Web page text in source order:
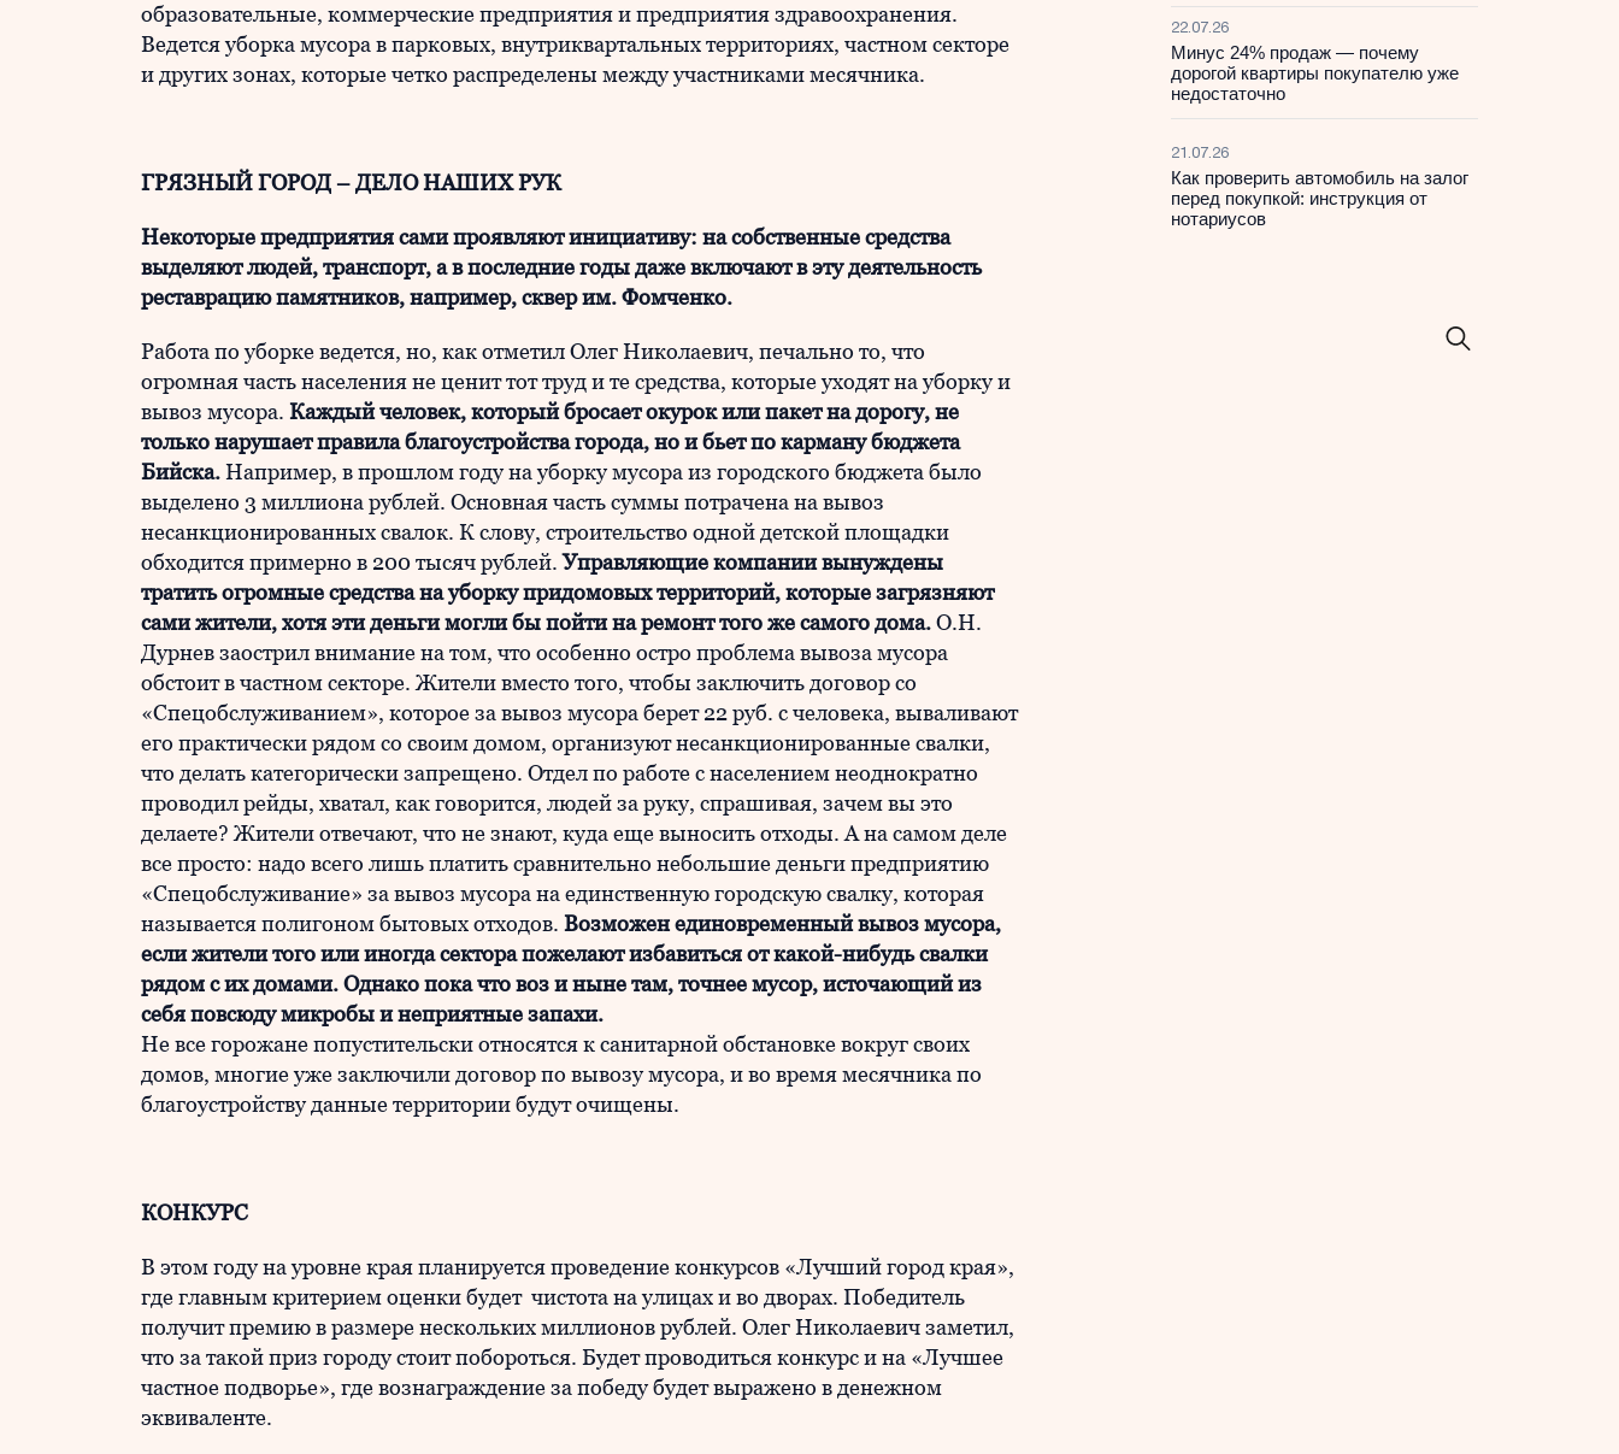
образовательные, коммерческие предприятия и предприятия здравоохранения.
Ведется уборка мусора в парковых, внутриквартальных территориях, частном секторе
и других зонах, которые четко распределены между участниками месячника.
ГРЯЗНЫЙ ГОРОД – ДЕЛО НАШИХ РУК
Некоторые предприятия сами проявляют инициативу: на собственные средства
выделяют людей, транспорт, а в последние годы даже включают в эту деятельность
реставрацию памятников, например, сквер им. Фомченко.
Работа по уборке ведется, но, как отметил Олег Николаевич, печально то, что
огромная часть населения не ценит тот труд и те средства, которые уходят на уборку и
вывоз мусора. Каждый человек, который бросает окурок или пакет на дорогу, не
только нарушает правила благоустройства города, но и бьет по карману бюджета
Бийска.Например, в прошлом году на уборку мусора из городского бюджета было
выделено 3 миллиона рублей. Основная часть суммы потрачена на вывоз
несанкционированных свалок. К слову, строительство одной детской площадки
обходится примерно в 200 тысяч рублей.Управляющие компании вынуждены
тратить огромные средства на уборку придомовых территорий, которые загрязняют
сами жители, хотя эти деньги могли бы пойти на ремонт того же самого дома.О.Н.
Дурнев заострил внимание на том, что особенно остро проблема вывоза мусора
обстоит в частном секторе. Жители вместо того, чтобы заключить договор со
«Спецобслуживанием», которое за вывоз мусора берет 22 руб. с человека, вываливают
его практически рядом со своим домом, организуют несанкционированные свалки,
что делать категорически запрещено. Отдел по работе с населением неоднократно
проводил рейды, хватал, как говорится, людей за руку, спрашивая, зачем вы это
делаете? Жители отвечают, что не знают, куда еще выносить отходы. А на самом деле
все просто: надо всего лишь платить сравнительно небольшие деньги предприятию
«Спецобслуживание» за вывоз мусора на единственную городскую свалку, которая
называется полигоном бытовых отходов. Возможен единовременный вывоз мусора,
если жители того или иногда сектора пожелают избавиться от какой-нибудь свалки
рядом с их домами. Однако пока что воз и ныне там, точнее мусор, источающий из
себя повсюду микробы и неприятные запахи.
Не все горожане попустительски относятся к санитарной обстановке вокруг своих
домов, многие уже заключили договор по вывозу мусора, и во время месячника по
благоустройству данные территории будут очищены.
КОНКУРС
В этом году на уровне края планируется проведение конкурсов «Лучший город края»,
где главным критерием оценки будет чистота на улицах и во дворах. Победитель
получит премию в размере нескольких миллионов рублей. Олег Николаевич заметил,
что за такой приз городу стоит побороться. Будет проводиться конкурс и на «Лучшее
частное подворье», где вознаграждение за победу будет выражено в денежном
эквиваленте.
22.07.26
Минус 24% продаж — почему
дорогой квартиры покупателю уже
недостаточно
21.07.26
Как проверить автомобиль на залог
перед покупкой: инструкция от
нотариусов